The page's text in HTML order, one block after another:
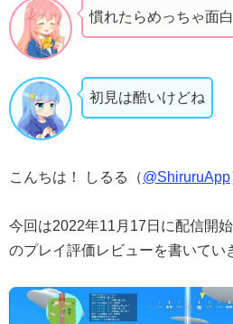
慣れたらめっちゃ面
初見は酷いけどね
こんちは！ しるる（@ShiruruApp
今回は2022年11月17日に配信開始
のプレイ評価レビューを書いてい